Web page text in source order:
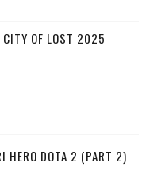
CITY OF LOST 2025
HERO DOTA 2 (PART 2)